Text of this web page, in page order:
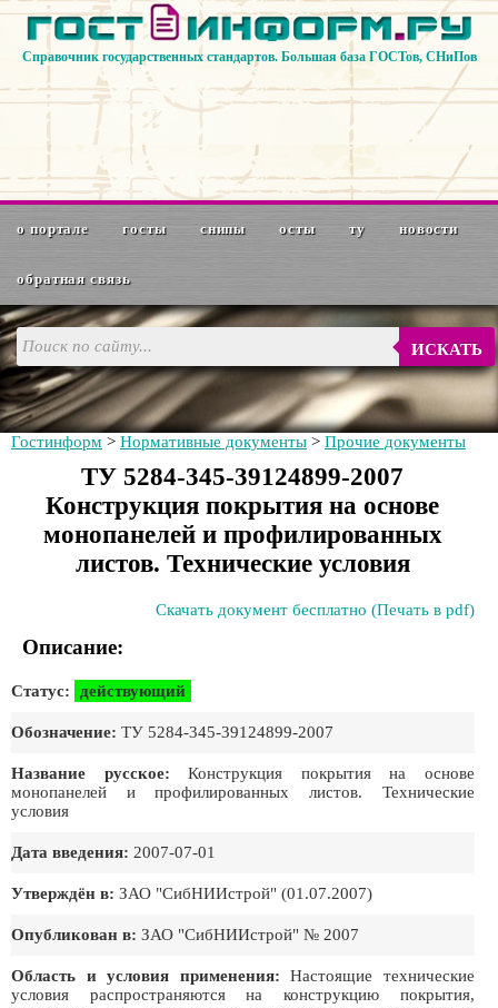
Справочник государственных стандартов. Большая база ГОСТов, СНиПов
о портале госты снипы осты ту новости
обратная связь
ИСКАТЬ
Гостинформ > Нормативные документы > Прочие документы
ТУ 5284-345-39124899-2007
Конструкция покрытия на основе
монопанелей и профилированных
листов. Технические условия
Скачать документ бесплатно (Печать в pdf)
Описание:
Статус: действующий
Обозначение: ТУ 5284-345-39124899-2007
Название русское: Конструкция покрытия на основе
монопанелей и профилированных листов. Технические
условия
Дата введения: 2007-07-01
Утверждён в: ЗАО "СибНИИстрой" (01.07.2007)
Опубликован в: ЗАО "СибНИИстрой" № 2007
Область и условия применения: Настоящие технические
условия распространяются на конструкцию покрытия,